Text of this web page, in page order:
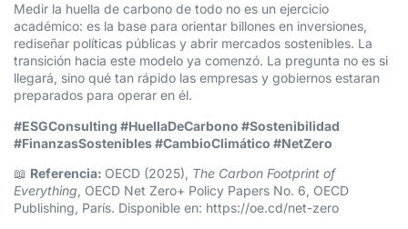
Medir la huella de carbono de todo no es un ejercicio
académico: es la base para orientar billones en inversiones,
rediseñar políticas públicas y abrir mercados sostenibles. La
transición hacia este modelo ya comenzó. La pregunta no es si
llegará, sino qué tan rápido las empresas y gobiernos estaran
preparados para operar en él.
#ESGConsulting #HuellaDeCarbono #Sostenibilidad
#FinanzasSostenibles #CambioClimático #NetZero
📖 Referencia: OECD (2025), The Carbon Footprint of
Everything , OECD Net Zero+ Policy Papers No. 6, OECD
Publishing, París. Disponible en: https://oe.cd/net-zero